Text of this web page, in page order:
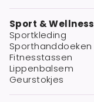
Sport & Wellness
Sportkleding
Sporthanddoeken
Fitnesstassen
Lippenbalsem
Geurstokjes